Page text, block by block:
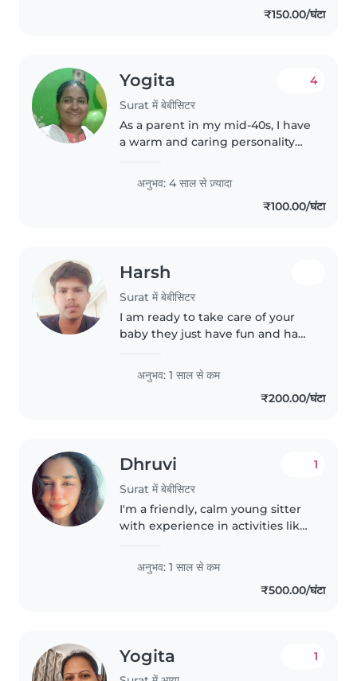
₹150.00/घंटा
Yogita
Surat में बेबीसिटर
4
As a parent in my mid-40s, I have
a warm and caring personality
children. Although I don't have
any professional childcare
experience yet, I have been..
अनुभव: 4 साल से ज़्यादा
₹100.00/घंटा
Harsh
Surat में बेबीसिटर
I am ready to take care of your
baby they just have fun and have
अनुभव: 1 साल से कम
₹200.00/घंटा
Dhruvi
Surat में बेबीसिटर
1
I'm a friendly, calm young sitter
with experience in activities like
Multilingual in English, Gujarati,
Hindi and Marathi, I'm
अनुभव: 1 साल से कम
₹500.00/घंटा
Yogita 1